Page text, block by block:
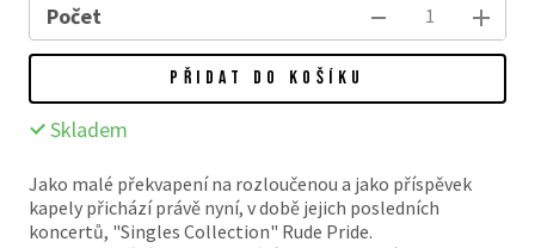
Počet
PŘIDAT DO KOŠÍKU
Skladem
Jako malé překvapení na rozloučenou a jako příspěvek
kapely přichází právě nyní, v době jejich posledních
koncertů, "Singles Collection" Rude Pride.